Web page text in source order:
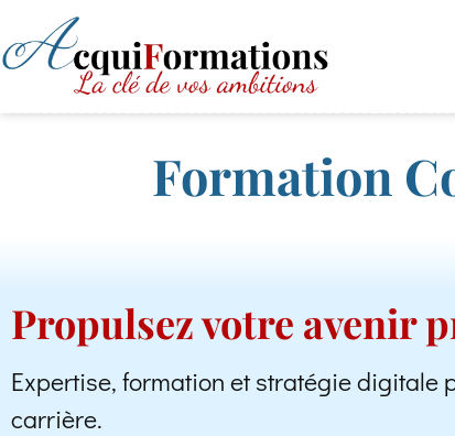
Formation
Propulsez votre avenir
Expertise, formation et stratégie digitale
carrière.